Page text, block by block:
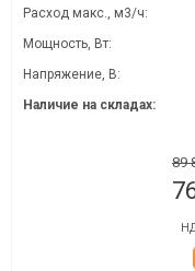
Расход макс., м3/ч:
Мощность, Вт:
Напряжение, В:
Наличие на складах:
89